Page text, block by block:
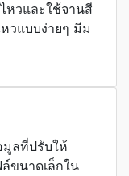
หวและใช้จานสี
วแบบง่ายๆ มีม
มูลที่ปรับให้
ขนาดเล็กใน